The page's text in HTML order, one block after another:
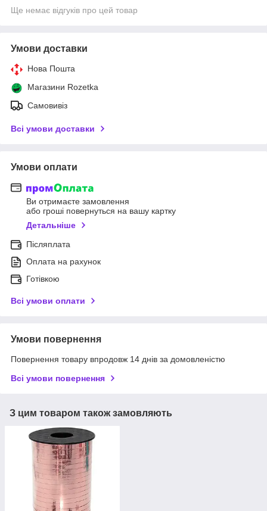
Ще немає відгуків про цей товар
Умови доставки
Нова Пошта
Магазини Rozetka
Самовивіз
Всі умови доставки
Умови оплати
Ви отримаєте замовлення
або гроші повернуться на вашу картку
Детальніше
Післяплата
Оплата на рахунок
Готівкою
Всі умови оплати
Умови повернення
Повернення товару впродовж 14 днів за домовленістю
Всі умови повернення
З цим товаром також замовляють